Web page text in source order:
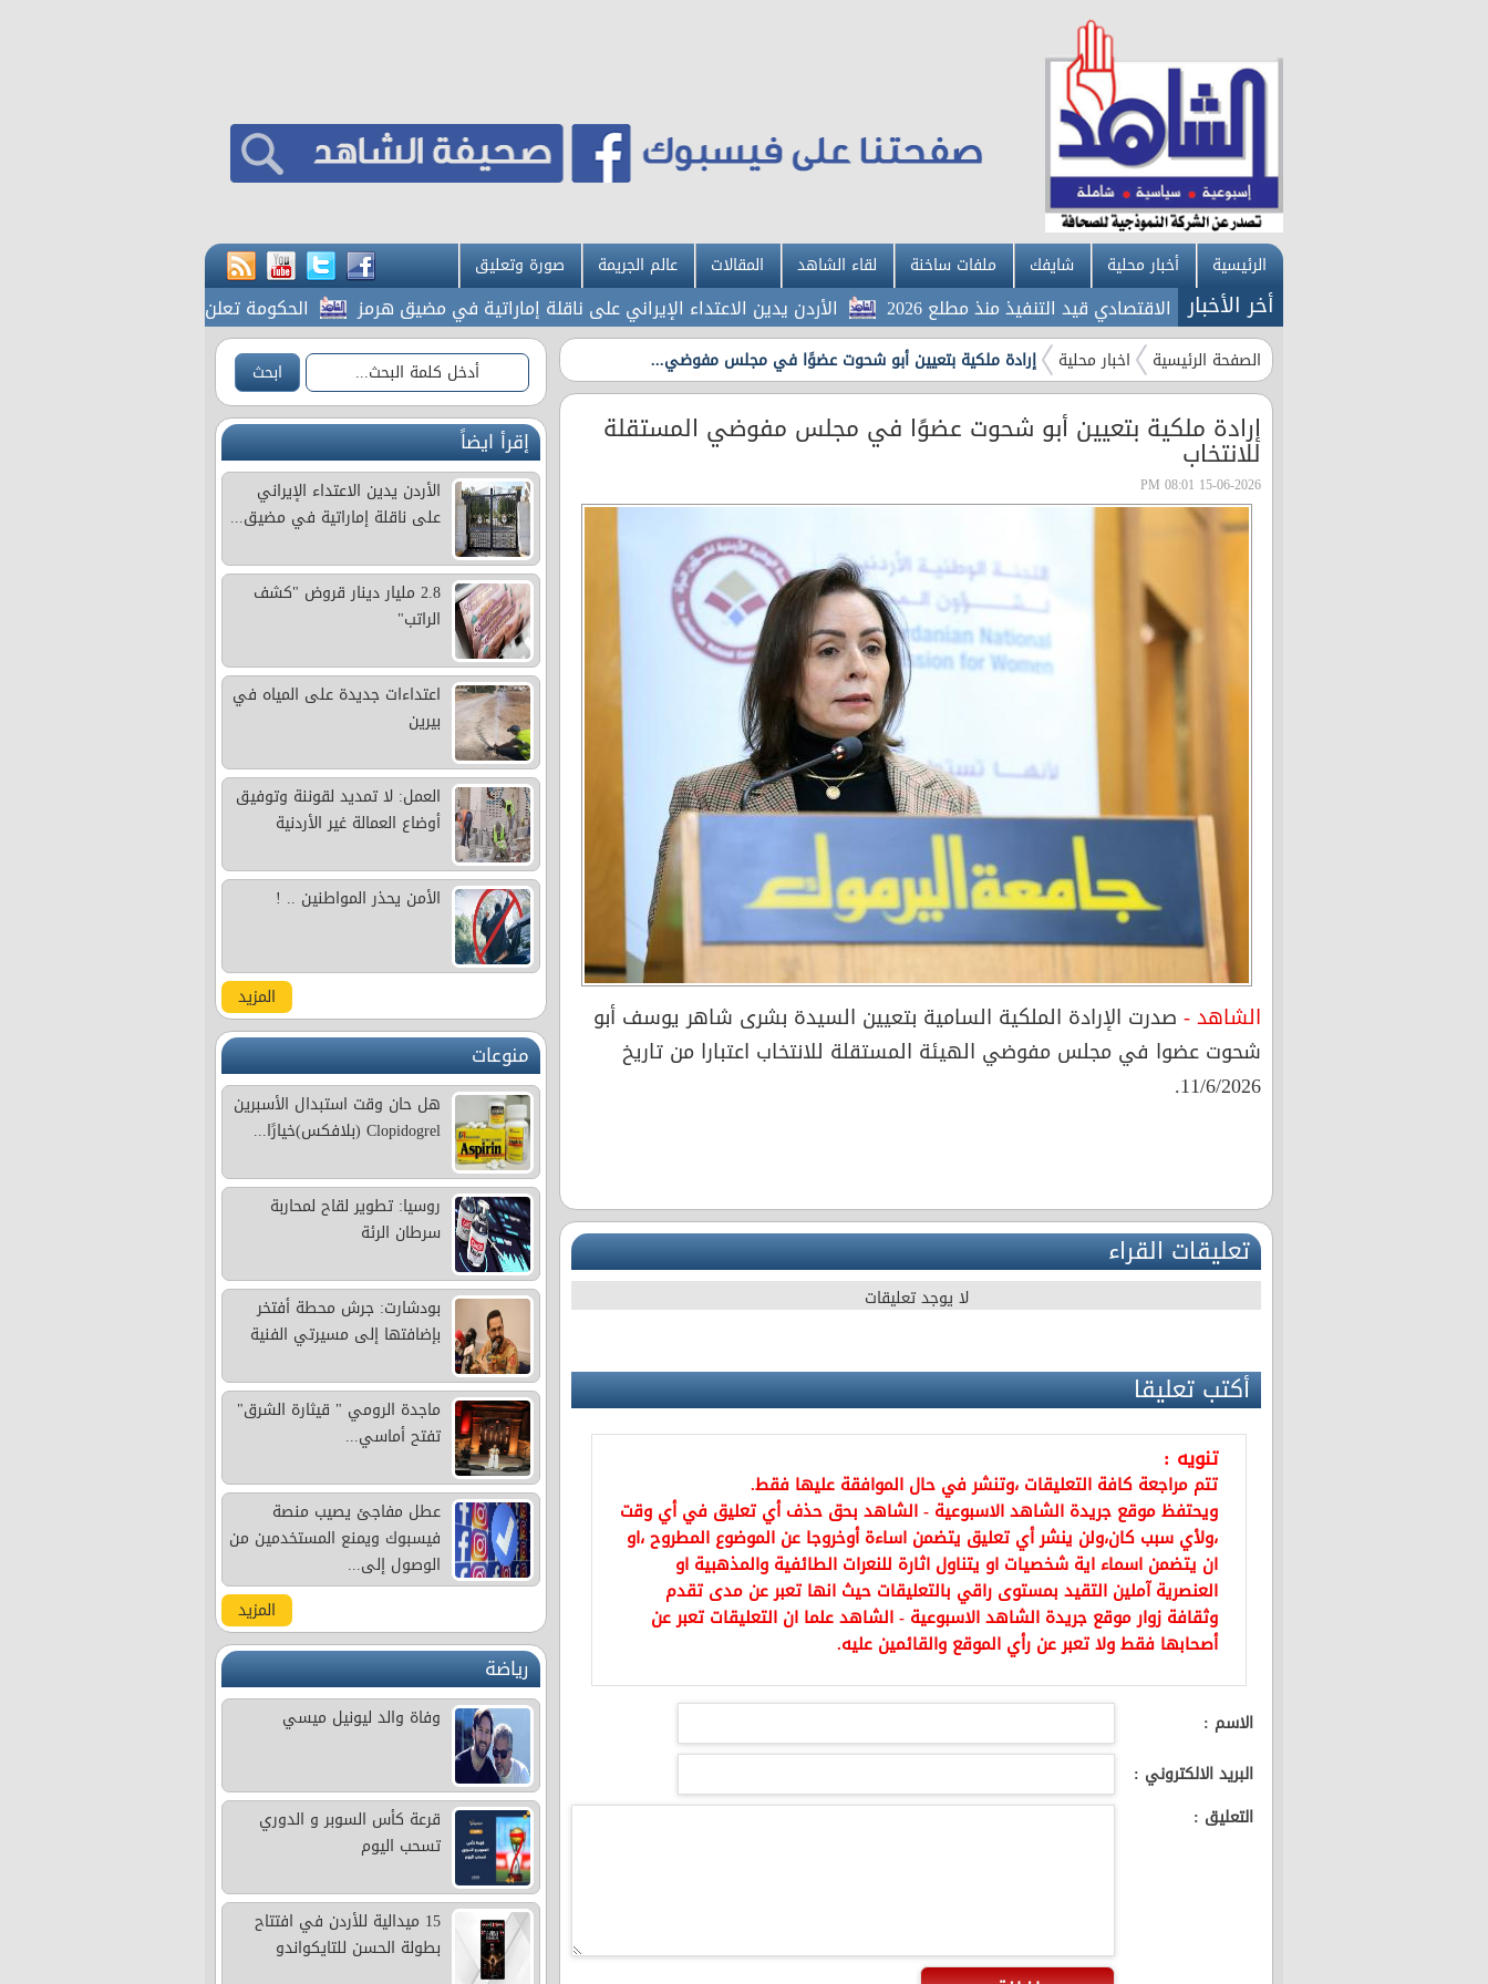
الرئيسية أخبار محلية شايفك ملفات ساخنة لقاء الشاهد المقالات عالم الجريمة صورة وتعليق
أخر الأخبار الأردن يدين الاعتداء الإيراني على ناقلة إماراتية في مضيق هرمز الحكومة تعلن بدء أعمال تصميم تلفريك عمّان
الصفحة الرئيسية اخبار محلية إرادة ملكية بتعيين أبو شحوت عضوًا في مجلس مفوضي...
إرادة ملكية بتعيين أبو شحوت عضوًا في مجلس مفوضي المستقلة
للانتخاب
15-06-2026 08:01 PM
الشاهد - صدرت الإرادة الملكية السامية بتعيين السيدة بشرى شاهر يوسف أبو
شحوت عضوا في مجلس مفوضي الهيئة المستقلة للانتخاب اعتبارا من تاريخ
11/6/2026.
تعليقات القراء
لا يوجد تعليقات
أكتب تعليقا
تنويه :
تتم مراجعة كافة التعليقات ،وتنشر في حال الموافقة عليها فقط.
ويحتفظ موقع جريدة الشاهد الاسبوعية - الشاهد بحق حذف أي تعليق في أي وقت
،ولأي سبب كان،ولن ينشر أي تعليق يتضمن اساءة أوخروجا عن الموضوع المطروح ،او
ان يتضمن اسماء اية شخصيات او يتناول اثارة للنعرات الطائفية والمذهبية او
العنصرية آملين التقيد بمستوى راقي بالتعليقات حيث انها تعبر عن مدى تقدم
وثقافة زوار موقع جريدة الشاهد الاسبوعية - الشاهد علما ان التعليقات تعبر عن
أصحابها فقط ولا تعبر عن رأي الموقع والقائمين عليه.
الاسم :
البريد الالكتروني :
التعليق :
إقرأ ايضاً
الأردن يدين الاعتداء الإيراني
على ناقلة إماراتية في مضيق...
2.8 مليار دينار قروض "كشف
الراتب"
اعتداءات جديدة على المياه في
بيرين
العمل: لا تمديد لقوننة وتوفيق
أوضاع العمالة غير الأردنية
الأمن يحذر المواطنين .. !
المزيد
منوعات
هل حان وقت استبدال الأسبرين
Clopidogrel (بلافكس)خيارًا...
روسيا: تطوير لقاح لمحاربة
سرطان الرئة
بودشارت: جرش محطة أفتخر
بإضافتها إلى مسيرتي الفنية
ماجدة الرومي " قيثارة الشرق"
تفتح أماسي...
عطل مفاجئ يصيب منصة
فيسبوك ويمنع المستخدمين من
الوصول إلى...
المزيد
رياضة
وفاة والد ليونيل ميسي
قرعة كأس السوبر و الدوري
تسحب اليوم
15 ميدالية للأردن في افتتاح
بطولة الحسن للتايكواندو